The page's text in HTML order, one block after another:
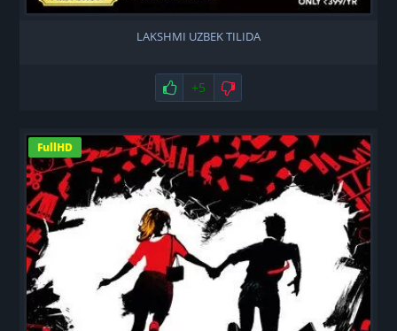
LAKSHMI UZBEK TILIDA
Нравится
+5 Не нравится
FullHD